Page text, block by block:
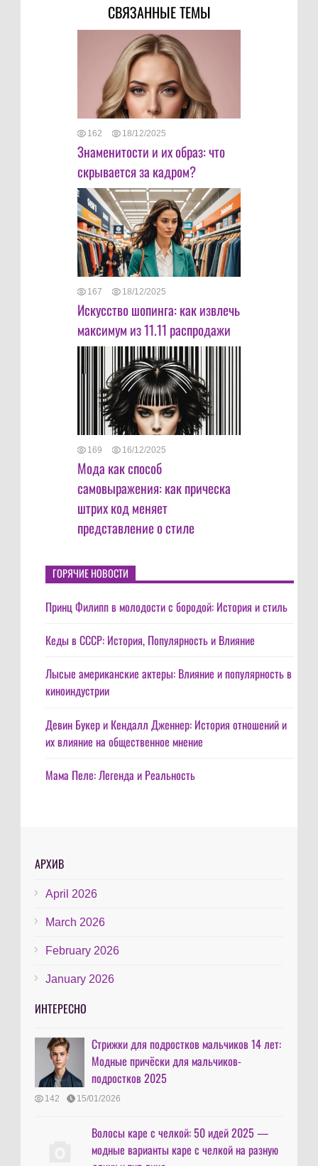
СВЯЗАННЫЕ ТЕМЫ
162 18/12/2025
Знаменитости и их образ: что
скрывается за кадром?
167 18/12/2025
Искусство шопинга: как извлечь
максимум из 11.11 распродажи
169 16/12/2025
Мода как способ
самовыражения: как прическа
штрих код меняет
представление о стиле
ГОРЯЧИЕ НОВОСТИ
Принц Филипп в молодости с бородой: История и стиль
Кеды в СССР: История, Популярность и Влияние
Лысые американские актеры: Влияние и популярность в
киноиндустрии
Девин Букер и Кендалл Дженнер: История отношений и
их влияние на общественное мнение
Мама Пеле: Легенда и Реальность
АРХИВ
April 2026
March 2026
February 2026
January 2026
ИНТЕРЕСНО
Стрижки для подростков мальчиков 14 лет:
Модные причёски для мальчиков-
подростков 2025
142 15/01/2026
Волосы каре с челкой: 50 идей 2025 —
модные варианты каре с челкой на разную